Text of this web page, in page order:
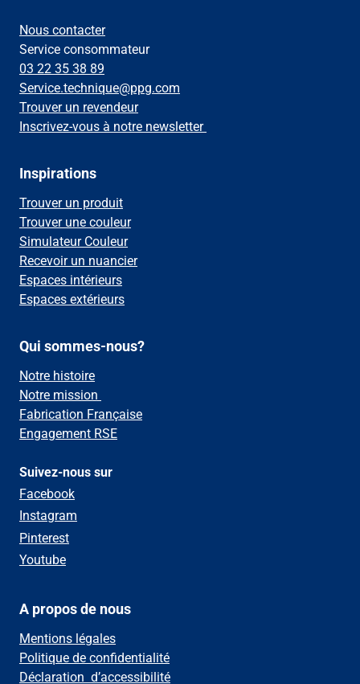
Nous contacter
Service consommateur
03 22 35 38 89
Service.technique@ppg.com
Trouver un revendeur
Inscrivez-vous à notre newsletter
Inspirations
Trouver un produit
Trouver une couleur
Simulateur Couleur
Recevoir un nuancier
Espaces intérieurs
Espaces extérieurs
Qui sommes-nous?
Notre histoire
Notre mission
Fabrication Française
Engagement RSE
Suivez-nous sur
Facebook
Instagram
Pinterest
Youtube
A propos de nous
Mentions légales
Politique de confidentialité
Déclaration d’accessibilité